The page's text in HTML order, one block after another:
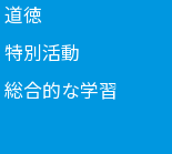
道徳
特別活動
総合的な学習